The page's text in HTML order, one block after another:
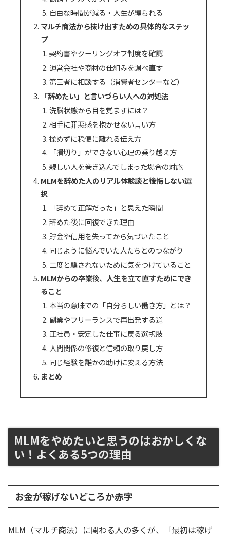
自由な時間が減る・人生が縛られる
マルチ商法から抜け出すための具体的なステッ
プ
契約書やクーリングオフ制度を確認
運営会社や商材の仕組みを調べ直す
第三者に相談する（消費者センターなど）
「辞めたい」と言いづらい人への対処法
洗脳状態から目を覚ますには？
相手に罪悪感を抱かせない言い方
揉めずに穏便に離れる伝え方
「損切り」ができない心理の乗り越え方
親しい人を巻き込んでしまった場合の対応
MLMを辞めた人のリアル体験談と後悔しない選
択
「辞めて正解だった」と思えた瞬間
辞めた後に回復できた理由
貯金や信用を失ってから気づいたこと
同じように悩んでいた人たちとのつながり
二度と騙されないために気をつけていること
MLMからの卒業後、人生を立て直すためにでき
ること
本当の意味での「自分らしい働き方」とは？
副業やフリーランスで再出発する道
正社員・安定した仕事に戻る選択肢
人間関係の修復と信頼の取り戻し方
同じ経験を誰かの助けに変える方法
まとめ
MLMをやめたいと思うのはおかしくな
い！よくある5つの理由
お金が稼げないどころか赤字
MLM（マルチ商法）に関わる人の多くが、「最初は稼げ